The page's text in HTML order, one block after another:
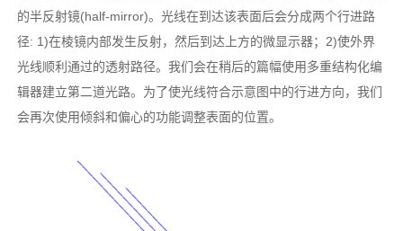
的半反射镜(half-mirror)。光线在到达该表面后会分成两个行进路
径: 1)在棱镜内部发生反射，然后到达上方的微显示器；2)使外界
光线顺利通过的透射路径。我们会在稍后的篇幅使用多重结构化编
辑器建立第二道光路。为了使光线符合示意图中的行进方向，我们
会再次使用倾斜和偏心的功能调整表面的位置。